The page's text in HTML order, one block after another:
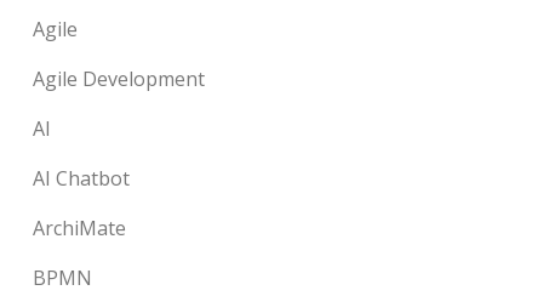
Agile
Agile Development
AI
AI Chatbot
ArchiMate
BPMN